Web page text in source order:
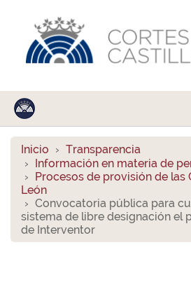
Inicio
Transparencia
Información en materia de
Procesos de provisión de las
León
Convocatoria pública para
sistema de libre designación el
de Interventor